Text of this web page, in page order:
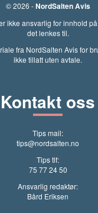
© 2026 -NordSalten Avis
ikke ansvarlig for innhold
det lenkes til.
fra NordSalten Avis for
ikke tillatt uten avtale.
Kontakt oss
Tips mail:
tips@nordsalten.no
Tips tlf:
75 77 24 50
Ansvarlig redaktør:
Bård Eriksen